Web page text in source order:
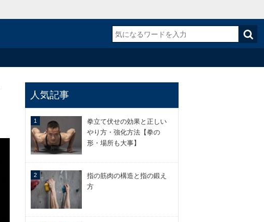
人気記事
拳立て伏せの効果と正しい
やり方・強化方法【拳の
形・場所も大事】
指の筋肉の構造と指の鍛え
方